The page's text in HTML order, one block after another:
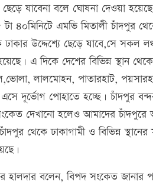
ছেড়ে যাবেনা বলে ঘোষনা দেওয়া
৪০মিনিটে এমভি মিতালী চাঁদপুর
উদ্দেশ্যে ছেড়ে যাবে,সে সকল
এ দিকে দেশের বিভিন্ন স্থান
লালমোহন, পাতারহাট,
এসে দূর্ভোগ পোহাতে হচ্ছে। চাঁদপুর
দেখানো হলেও আমাদের
চাঁদপুর থেকে ঢাকাগামী ও বিভিন্ন
বলেন, বিপদ সংকেত জানার